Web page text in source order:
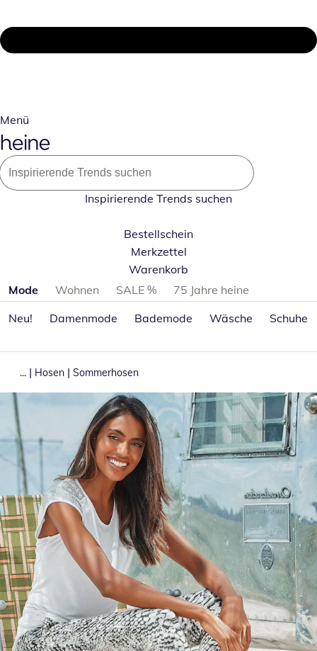
Menü
Inspirierende Trends suchen
Bestellschein
Merkzettel
Warenkorb
Produktkategorien überspringen
Mode Wohnen SALE %
75 Jahre heine
Neu!
Damenmode Bademode Wäsche Schuhe
... | Hosen | Sommerhosen